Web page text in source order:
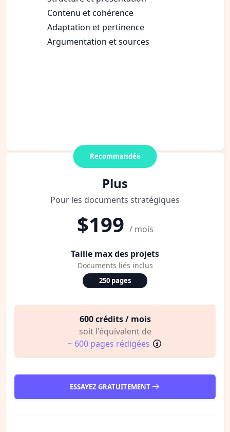
Contenu et cohérence
Adaptation et pertinence
Argumentation et sources
Recommandée
Plus
Pour les documents stratégiques
$199 / mois
Taille max des projets
Documents liés inclus
250 pages
600 crédits / mois
soit l'équivalent de
~ 600 pages rédigées
ESSAYEZ GRATUITEMENT